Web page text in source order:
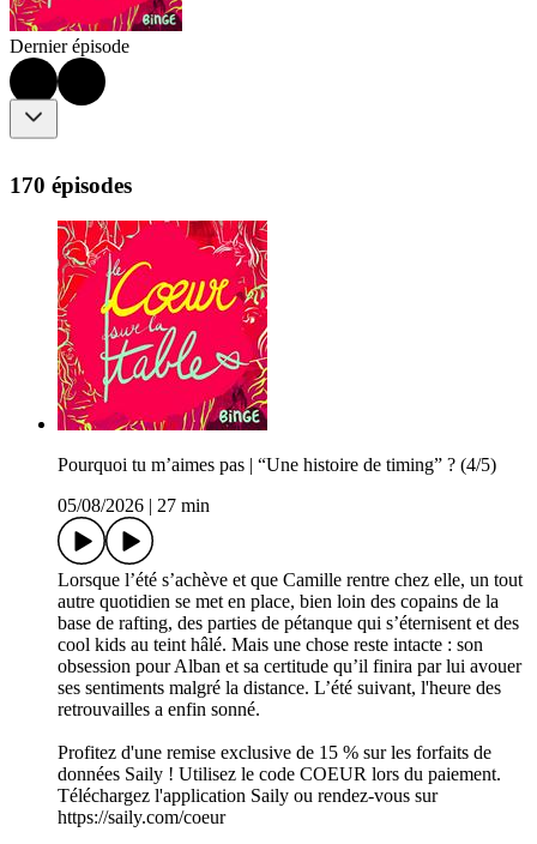
Dernier épisode
170 épisodes
Pourquoi tu m’aimes pas | “Une histoire de timing” ? (4/5)
05/08/2026
27 min
Lorsque l’été s’achève et que Camille rentre chez elle, un tout
autre quotidien se met en place, bien loin des copains de la
base de rafting, des parties de pétanque qui s’éternisent et des
cool kids au teint hâlé. Mais une chose reste intacte : son
obsession pour Alban et sa certitude qu’il finira par lui avouer
ses sentiments malgré la distance. L’été suivant, l'heure des
retrouvailles a enfin sonné.
Profitez d'une remise exclusive de 15 % sur les forfaits de
données Saily ! Utilisez le code COEUR lors du paiement.
Téléchargez l'application Saily ou rendez-vous sur
https://saily.com/coeur